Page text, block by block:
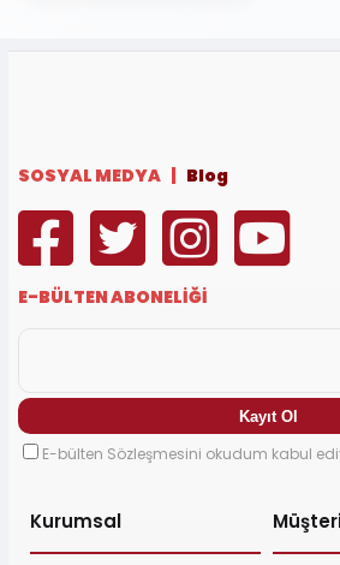
SOSYAL MEDYA | Blog
E-BÜLTEN ABONELİĞİ
E-bülten Sözleşmesini okudum kabul
Kurumsal